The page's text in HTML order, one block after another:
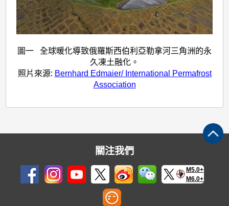
圖一 全球暖化導致俄羅斯西伯利亞勒拿河三角洲的永
久凍土融化。
照片來源: Bernhard Edmaier/ International Permafrost
Association
關注我們
M5.0+
M6.0+